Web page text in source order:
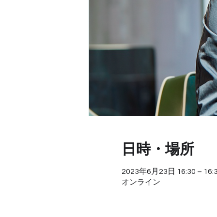
日時・場所
2023年6月23日 16:30 –
オンライン